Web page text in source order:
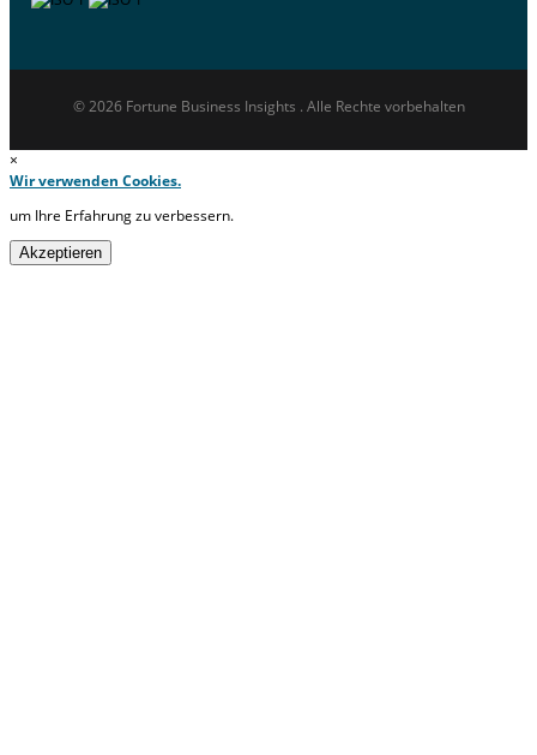
© 2026 Fortune Business Insights . Alle Rechte vorbehalten
×
Wir verwenden Cookies.
um Ihre Erfahrung zu verbessern.
Akzeptieren